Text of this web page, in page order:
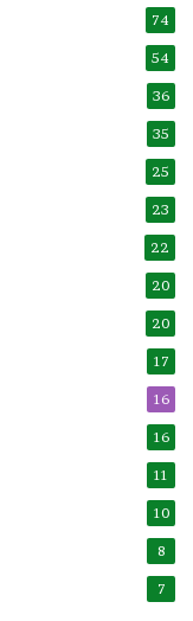
74
54
36
35
25
23
22
20
20
17
16
16
11
10
8
7